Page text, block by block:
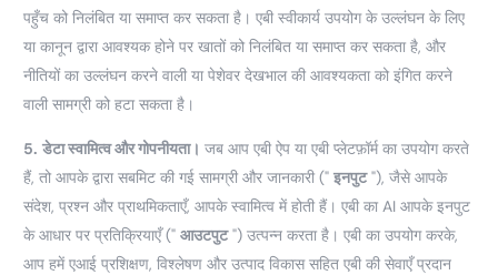
पहुँच को निलंबित या समाप्त कर सकता है। एबी स्वीकार्य उपयोग के उल्लंघन के लिए
या कानून द्वारा आवश्यक होने पर खातों को निलंबित या समाप्त कर सकता है, और
नीतियों का उल्लंघन करने वाली या पेशेवर देखभाल की आवश्यकता को इंगित करने
वाली सामग्री को हटा सकता है।
5. डेटा स्वामित्व और गोपनीयता। जब आप एबी ऐप या एबी प्लेटफ़ॉर्म का उपयोग करते
हैं, तो आपके द्वारा सबमिट की गई सामग्री और जानकारी ("इनपुट"), जैसे आपके
संदेश, प्रश्न और प्राथमिकताएँ, आपके स्वामित्व में होती हैं। एबी का AI आपके इनपुट
के आधार पर प्रतिक्रियाएँ ("आउटपुट") उत्पन्न करता है। एबी का उपयोग करके,
आप हमें एआई प्रशिक्षण, विश्लेषण और उत्पाद विकास सहित एबी की सेवाएँ प्रदान